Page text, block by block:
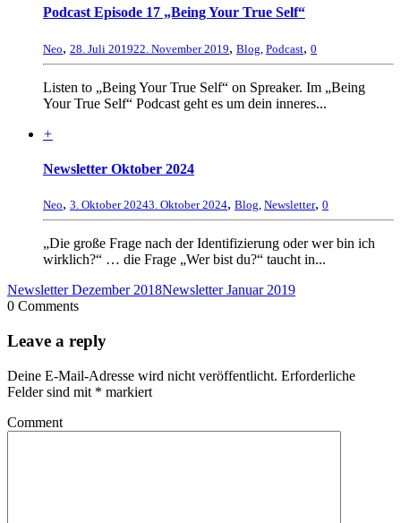
Podcast Episode 17 „Being Your True Self“
Neo, 28. Juli 201922. November 2019, Blog Podcast, 0
Listen to „Being Your True Self“ on Spreaker. Im „Being
Your True Self“ Podcast geht es um dein inneres...
+
Newsletter Oktober 2024
Neo, 3. Oktober 20243. Oktober 2024, Blog, Newsletter, 0
„Die große Frage nach der Identifizierung oder wer bin ich
wirklich?“ … die Frage „Wer bist du?“ taucht in...
Newsletter Dezember 2018Newsletter Januar 2019
0 Comments
Leave a reply
Deine E-Mail-Adresse wird nicht veröffentlicht. Erforderliche
Felder sind mit * markiert
Comment